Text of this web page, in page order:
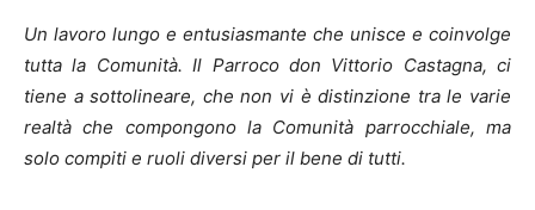
Un lavoro lungo e entusiasmante che unisce e coinvolge
tutta la Comunità. Il Parroco don Vittorio Castagna, ci
tiene a sottolineare, che non vi è distinzione tra le varie
realtà che compongono la Comunità parrocchiale, ma
solo compiti e ruoli diversi per il bene di tutti.